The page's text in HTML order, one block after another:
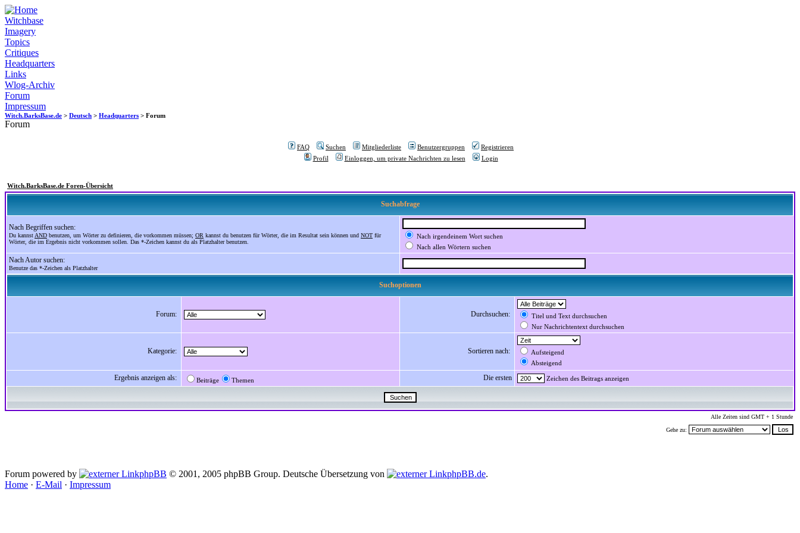
Witchbase
Imagery
Topics
Critiques
Headquarters
Links
Wlog-Archiv
Forum
Impressum
Witch.BarksBase.de > Deutsch > Headquarters > Forum
Forum
FAQ Suchen Mitgliederliste Benutzergruppen
Registrieren
Profil
Einloggen, um private Nachrichten zu lesen Login
Witch.BarksBase.de Foren-Übersicht
Suchabfrage
Nach Begriffen suchen:
Du kannst AND benutzen, um Wörter zu definieren, die vorkommen müssen; OR kannst du benutzen für Wörter, die im Resultat sein können und NOT für
Wörter, die im Ergebnis nicht vorkommen sollen. Das *-Zeichen kannst du als Platzhalter benutzen.
Nach irgendeinem Wort suchen
Nach allen Wörtern suchen
Nach Autor suchen:
Benutze das *-Zeichen als Platzhalter
Suchoptionen
Forum: Durchsuchen:
Titel und Text durchsuchen
Nur Nachrichtentext durchsuchen
Kategorie: Sortieren nach:
Aufsteigend
Absteigend
Ergebnis anzeigen als: Beiträge Themen Die ersten Zeichen des Beitrags anzeigen
Alle Zeiten sind GMT + 1 Stunde
Gehe zu:
Forum powered by phpBB © 2001, 2005 phpBB Group. Deutsche Übersetzung von phpBB.de.
Home · E-Mail · Impressum